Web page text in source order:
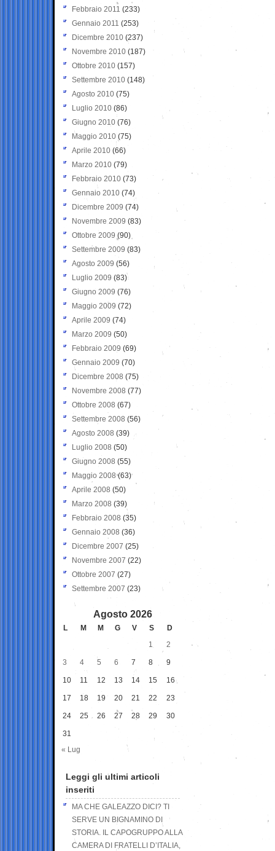
Febbraio 2011 (233)
Gennaio 2011 (253)
Dicembre 2010 (237)
Novembre 2010 (187)
Ottobre 2010 (157)
Settembre 2010 (148)
Agosto 2010 (75)
Luglio 2010 (86)
Giugno 2010 (76)
Maggio 2010 (75)
Aprile 2010 (66)
Marzo 2010 (79)
Febbraio 2010 (73)
Gennaio 2010 (74)
Dicembre 2009 (74)
Novembre 2009 (83)
Ottobre 2009 (90)
Settembre 2009 (83)
Agosto 2009 (56)
Luglio 2009 (83)
Giugno 2009 (76)
Maggio 2009 (72)
Aprile 2009 (74)
Marzo 2009 (50)
Febbraio 2009 (69)
Gennaio 2009 (70)
Dicembre 2008 (75)
Novembre 2008 (77)
Ottobre 2008 (67)
Settembre 2008 (56)
Agosto 2008 (39)
Luglio 2008 (50)
Giugno 2008 (55)
Maggio 2008(63)
Aprile 2008 (50)
Marzo 2008 (39)
Febbraio 2008 (35)
Gennaio 2008 (36)
Dicembre 2007 (25)
Novembre 2007 (22)
Ottobre 2007 (27)
Settembre 2007 (23)
Agosto 2026
L M M G V S
D
1
2
3 4 5 6 7 8 9
10 11 12 13 14 15 16
17 18 19 20 21 22 23
24 25 26 27 28 29 30
31
« Lug
Leggi gli ultimi articoli
inseriti
MA CHE GALEAZZO DICI? TI
SERVE UN BIGNAMINO DI
STORIA. IL CAPOGRUPPO ALLA
CAMERA DI FRATELLI D’ITALIA,